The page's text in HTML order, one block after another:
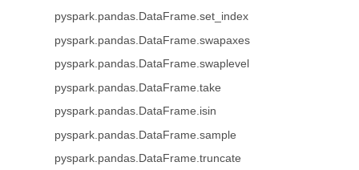
pyspark.pandas.DataFrame.set_index
pyspark.pandas.DataFrame.swapaxes
pyspark.pandas.DataFrame.swaplevel
pyspark.pandas.DataFrame.take
pyspark.pandas.DataFrame.isin
pyspark.pandas.DataFrame.sample
pyspark.pandas.DataFrame.truncate